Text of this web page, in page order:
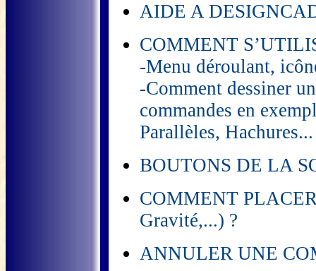
AIDE A
COMMENT
-Menu déroulant,
-Comment dessiner
commandes en
Parallèles, Hachures...
BOUTONS DE LA
COMMENT
Gravité,...) ?
ANNULER UNE